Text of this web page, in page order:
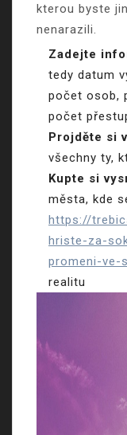
kterou byste
nenarazili.
Zadejte
tedy datum
počet osob,
počet
Projděte si
všechny ty,
Kupte si
města, kde
https://
hriste-za-
promeni-ve-
realitu